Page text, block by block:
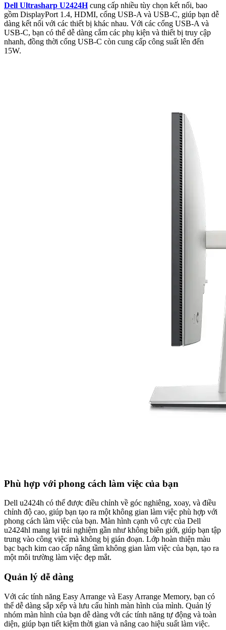
Dell Ultrasharp U2424Hcung cấp nhiều tùy chọn kết nối, bao
gồm DisplayPort 1.4, HDMI, cổng USB-A và USB-C, giúp bạn dễ
dàng kết nối với các thiết bị khác nhau. Với các cổng USB-A và
USB-C, bạn có thể dễ dàng cắm các phụ kiện và thiết bị truy cập
nhanh, đồng thời cổng USB-C còn cung cấp công suất lên đến
15W.
Phù hợp với phong cách làm việc của bạn
Dell u2424h có thể được điều chỉnh về góc nghiêng, xoay, và điều
chỉnh độ cao, giúp bạn tạo ra một không gian làm việc phù hợp với
phong cách làm việc của bạn. Màn hình cạnh vô cực của Dell
u2424hl mang lại trải nghiệm gần như không biên giới, giúp bạn tập
trung vào công việc mà không bị gián đoạn. Lớp hoàn thiện màu
bạc bạch kim cao cấp nâng tầm không gian làm việc của bạn, tạo ra
một môi trường làm việc đẹp mắt.
Quản lý dễ dàng
Với các tính năng Easy Arrange và Easy Arrange Memory, bạn có
thể dễ dàng sắp xếp và lưu cấu hình màn hình của mình. Quản lý
nhóm màn hình của bạn dễ dàng với các tính năng tự động và toàn
diện, giúp bạn tiết kiệm thời gian và nâng cao hiệu suất làm việc.